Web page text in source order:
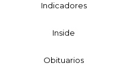
Indicadores
Inside
Obituarios